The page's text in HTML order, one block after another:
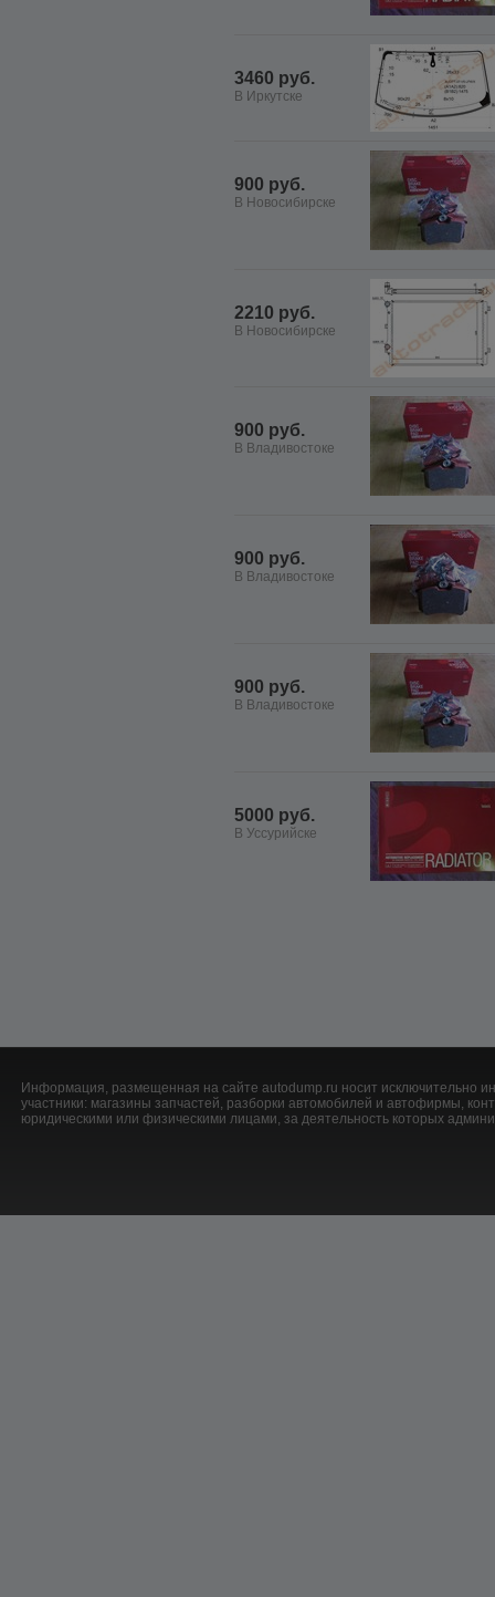
3460 руб.
В Иркутске
900 руб.
В Новосибирске
2210 руб.
В Новосибирске
900 руб.
В Владивостоке
900 руб.
В Владивостоке
900 руб.
В Владивостоке
5000 руб.
В Уссурийске
Информация, размещенная на сайте autodump.ru носит исключительно
участники: магазины запчастей, разборки автомобилей и автофирмы,
юридическими или физическими лицами, за деятельность которых